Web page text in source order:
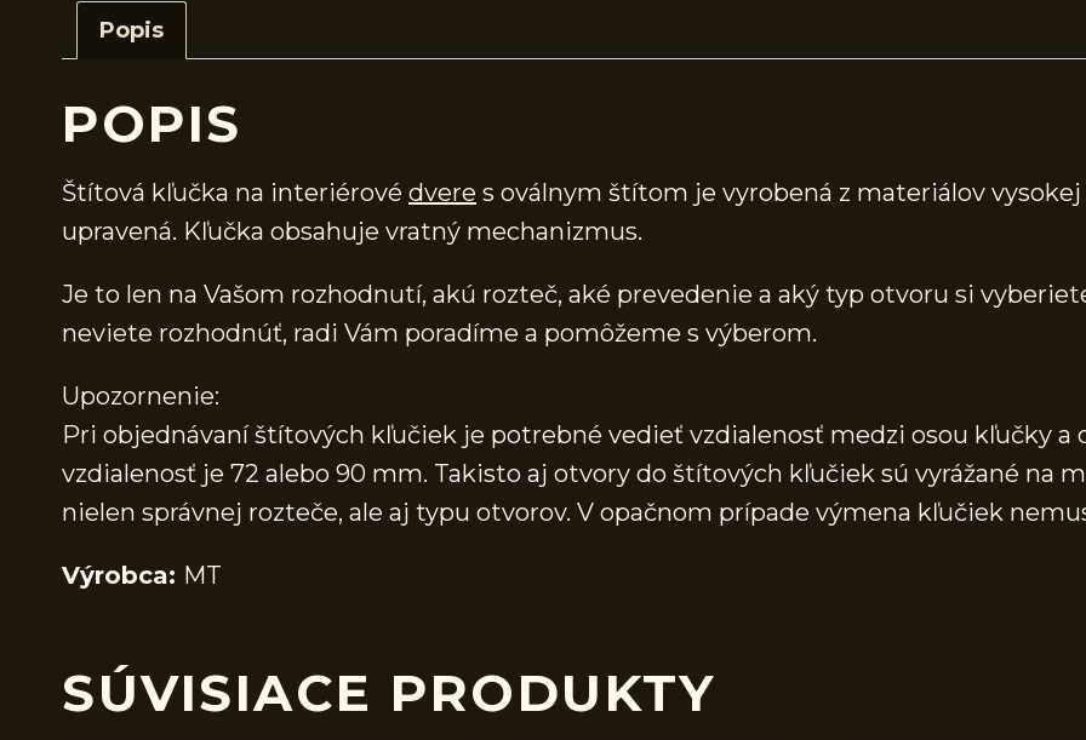
Popis
POPIS
Štítová kľučka na interiérové dvere s oválnym štítom je vyrobená z materiálov
upravená. Kľučka obsahuje vratný mechanizmus.
Je to len na Vašom rozhodnutí, akú rozteč, aké prevedenie a aký typ otvoru si
neviete rozhodnúť, radi Vám poradíme a pomôžeme s výberom.
Upozornenie:
Pri objednávaní štítových kľučiek je potrebné vedieť vzdialenosť medzi osou kľučky a
vzdialenosť je 72 alebo 90 mm. Takisto aj otvory do štítových kľučiek sú vyrážané na
nielen správnej rozteče, ale aj typu otvorov. V opačnom prípade výmena kľučiek
Výrobca: MT
SÚVISIACE PRODUKTY